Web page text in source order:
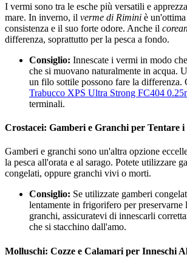
I vermi sono tra le esche più versatili e
mare. In inverno, il verme di Rimini è un'ottima
consistenza e il suo forte odore. Anche il
differenza, soprattutto per la pesca a fondo.
Consiglio: Innescate i vermi in modo
che si muovano naturalmente in acqua.
un filo sottile possono fare la differenza.
Trabucco XPS Ultra Strong FC404
terminali.
Crostacei: Gamberi e Granchi per Tentare
Gamberi e granchi sono un'altra opzione
la pesca all'orata e al sarago. Potete utilizzare
congelati, oppure granchi vivi o morti.
Consiglio: Se utilizzate gamberi
lentamente in frigorifero per preservarne
granchi, assicuratevi di innescarli
che si stacchino dall'amo.
Molluschi: Cozze e Calamari per Inneschi